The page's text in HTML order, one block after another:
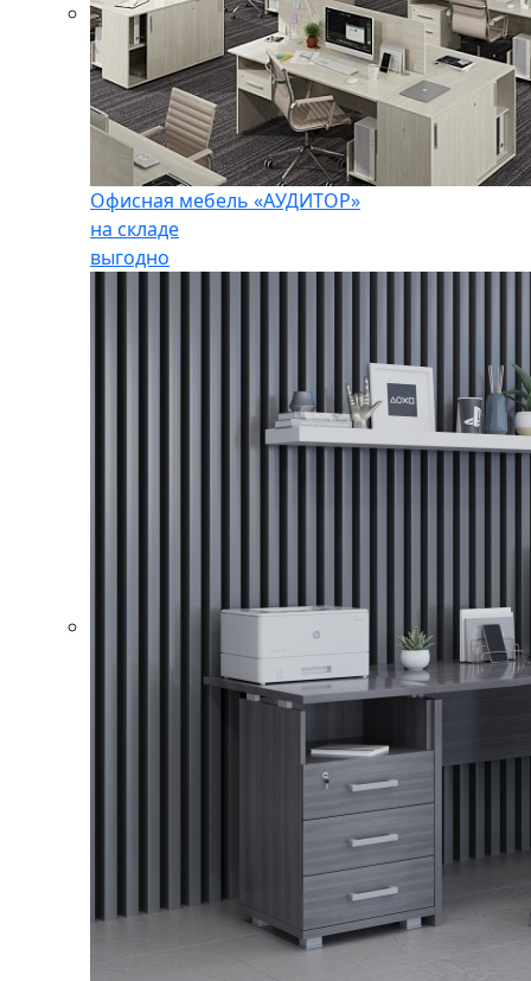
Офисная мебель «АУДИТОР»
на складе
выгодно